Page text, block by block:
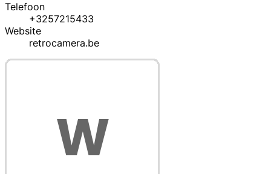
Telefoon
+3257215433
Website
retrocamera.be